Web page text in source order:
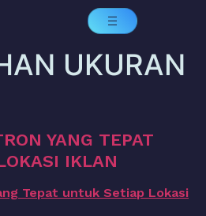
UKURAN
YANG TEPAT
IKLAN